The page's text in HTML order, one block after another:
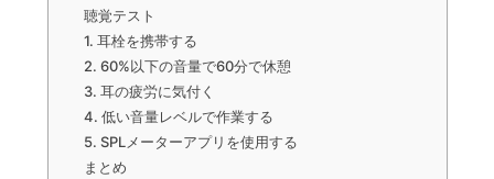
聴覚テスト
1. 耳栓を携帯する
2. 60%以下の音量で60分で休憩
3. 耳の疲労に気付く
4. 低い音量レベルで作業する
5. SPLメーターアプリを使用する
まとめ